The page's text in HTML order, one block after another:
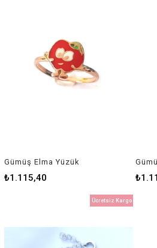
Gümüş Elma Yüzük
₺1.115,40
Ücretsiz Kargo